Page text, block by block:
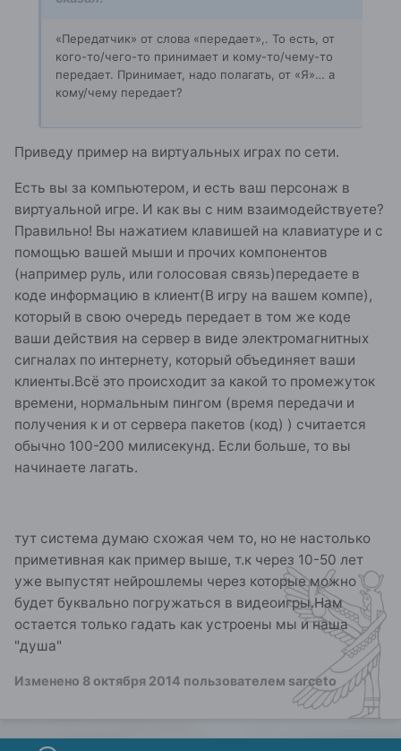
«Передатчик» от слова «передает»,. То есть, от
кого-то/чего-то принимает и кому-то/чему-то
передает. Принимает, надо полагать, от «Я»… а
кому/чему передает?
Приведу пример на виртуальных играх по сети.
Есть вы за компьютером, и есть ваш персонаж в
виртуальной игре. И как вы с ним взаимодействуете?
Правильно! Вы нажатием клавишей на клавиатуре и с
помощью вашей мыши и прочих компонентов
(например руль, или голосовая связь)передаете в
коде информацию в клиент(В игру на вашем компе),
который в свою очередь передает в том же коде
ваши действия на сервер в виде электромагнитных
сигналах по интернету, который объединяет ваши
клиенты.Всё это происходит за какой то промежуток
времени, нормальным пингом (время передачи и
получения к и от сервера пакетов (код) ) считается
обычно 100-200 милисекунд. Если больше, то вы
начинаете лагать.
тут система думаю схожая чем то, но не настолько
приметивная как пример выше, т.к через 10-50 лет
уже выпустят нейрошлемы через которые можно
будет буквально погружаться в видеоигры.Нам
остается только гадать как устроены мы и наша
"душа"
Изменено 8 октября 2014 пользователем sarceto